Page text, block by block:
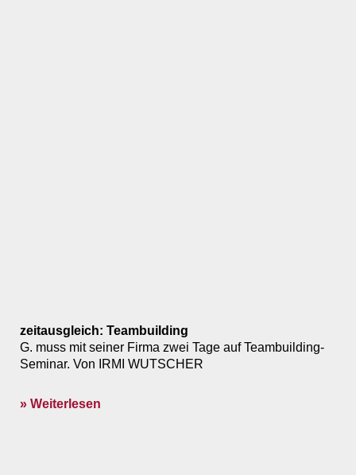
zeitausgleich: Teambuilding
G. muss mit seiner Firma zwei Tage auf Teambuilding-
Seminar. Von IRMI WUTSCHER
» Weiterlesen